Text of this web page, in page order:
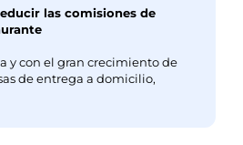
las comisiones de
y con el gran crecimiento de
de entrega a domicilio,